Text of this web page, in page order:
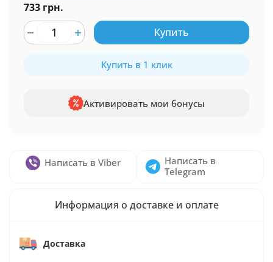
733 грн.
Купить
Купить в 1 клик
Активировать мои бонусы
Написать в Viber
Написать в
Telegram
Информация о доставке и оплате
Доставка